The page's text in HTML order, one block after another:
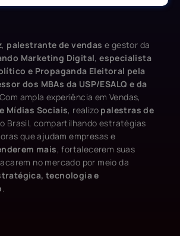
, palestrante de vendas e gestor da
Marketing Digital,especialista
e Propaganda Eleitoral pela
dos MBAs da USP/ESALQ e da
. Com ampla experiência em Vendas,
Mídias Sociais, realizo palestras de
Brasil, compartilhando estratégias
que ajudam empresas e
mais, fortalecerem suas
no mercado por meio da
tecnologia e